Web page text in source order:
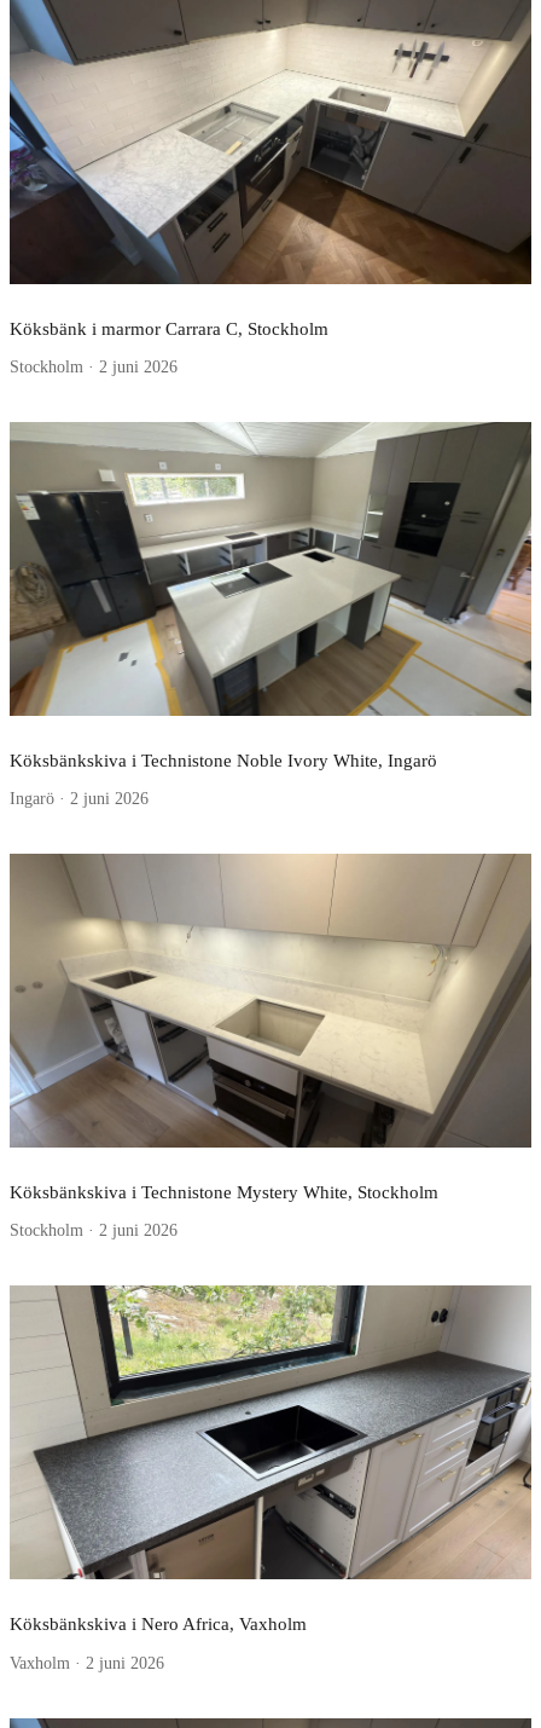
Köksbänk i marmor Carrara C, Stockholm
Stockholm · 2 juni 2026
Köksbänkskiva i Technistone Noble Ivory White, Ingarö
Ingarö · 2 juni 2026
Köksbänkskiva i Technistone Mystery White, Stockholm
Stockholm · 2 juni 2026
Köksbänkskiva i Nero Africa, Vaxholm
Vaxholm · 2 juni 2026